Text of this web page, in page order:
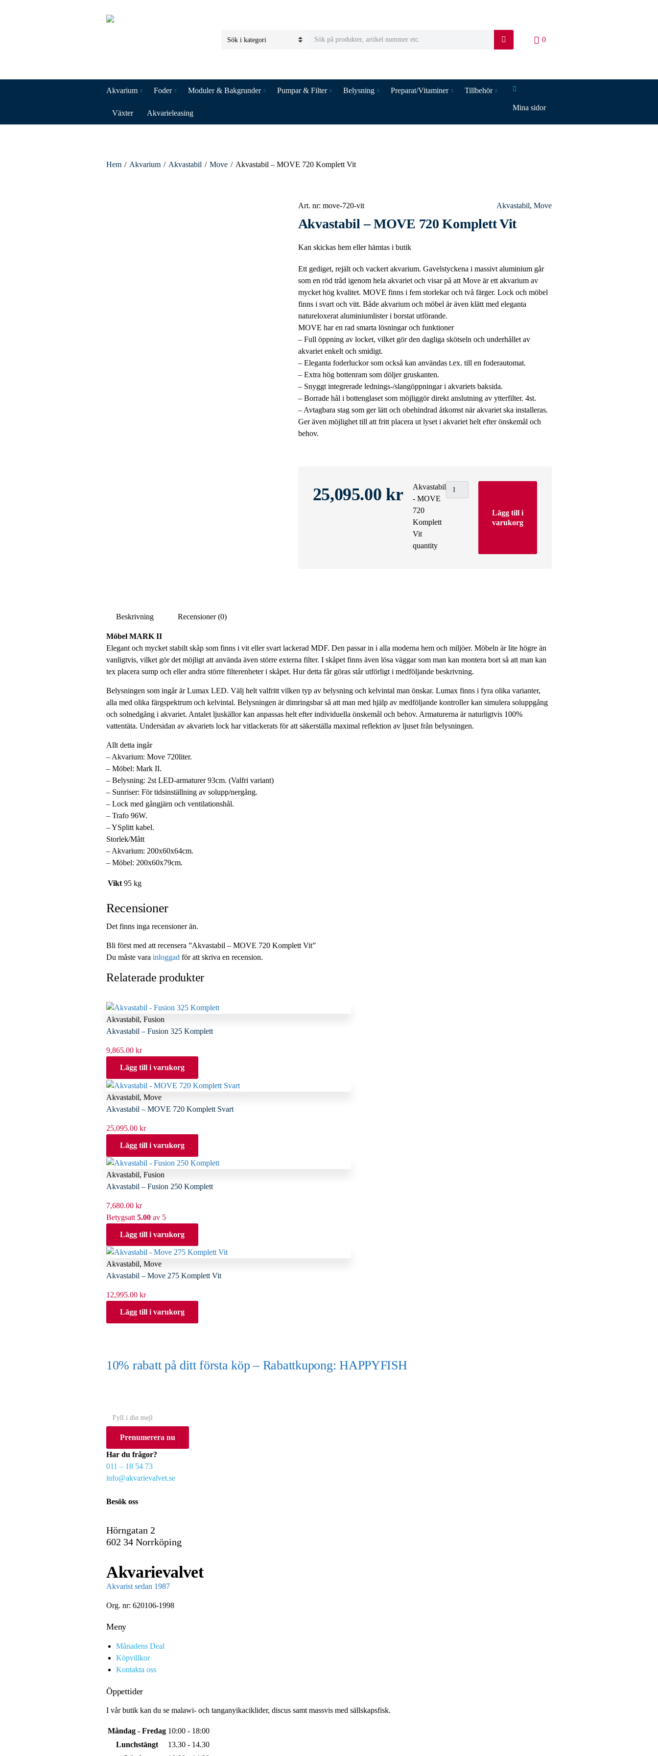
e
g
y
m
c
h
S
0
Akvarium Foder Moduler & Bakgrunder Pumpar & Filter Belysning Preparat/Vitaminer Tillbehör
Växter Akvarieleasing
Mina sidor
Hem / Akvarium / Akvastabil / Move / Akvastabil – MOVE 720 Komplett Vit
Art. nr: move-720-vit Akvastabil, Move
Akvastabil – MOVE 720 Komplett Vit
Kan skickas hem eller hämtas i butik
Ett gediget, rejält och vackert akvarium. Gavelstyckena i massivt aluminium går
som en röd tråd igenom hela akvariet och visar på att Move är ett akvarium av
mycket hög kvalitet. MOVE finns i fem storlekar och två färger. Lock och möbel
finns i svart och vitt. Både akvarium och möbel är även klätt med eleganta
natureloxerat aluminiumlister i borstat utförande.
MOVE har en rad smarta lösningar och funktioner
– Full öppning av locket, vilket gör den dagliga skötseln och underhållet av
akvariet enkelt och smidigt.
– Eleganta foderluckor som också kan användas t.ex. till en foderautomat.
– Extra hög bottenram som döljer gruskanten.
– Snyggt integrerade lednings-/slangöppningar i akvariets baksida.
– Borrade hål i bottenglaset som möjliggör direkt anslutning av ytterfilter. 4st.
– Avtagbara stag som ger lätt och obehindrad åtkomst när akvariet ska installeras.
Ger även möjlighet till att fritt placera ut lyset i akvariet helt efter önskemål och
behov.
25,095.00kr
Akvastabil
- MOVE
720
Komplett
Vit
quantity
Lägg till i
varukorg
Beskrivning Recensioner (0)
Möbel MARK II
Elegant och mycket stabilt skåp som finns i vit eller svart lackerad MDF. Den passar in i alla moderna hem och miljöer. Möbeln är lite högre än
vanligtvis, vilket gör det möjligt att använda även större externa filter. I skåpet finns även lösa väggar som man kan montera bort så att man kan
tex placera sump och eller andra större filterenheter i skåpet. Hur detta får göras står utförligt i medföljande beskrivning.
Belysningen som ingår är Lumax LED. Välj helt valfritt vilken typ av belysning och kelvintal man önskar. Lumax finns i fyra olika varianter,
alla med olika färgspektrum och kelvintal. Belysningen är dimringsbar så att man med hjälp av medföljande kontroller kan simulera soluppgång
och solnedgång i akvariet. Antalet ljuskällor kan anpassas helt efter individuella önskemål och behov. Armaturerna är naturligtvis 100%
vattentäta. Undersidan av akvariets lock har vitlackerats för att säkerställa maximal reflektion av ljuset från belysningen.
Allt detta ingår
– Akvarium: Move 720liter.
– Möbel: Mark II.
– Belysning: 2st LED-armaturer 93cm. (Valfri variant)
– Sunriser: För tidsinställning av solupp/nergång.
– Lock med gångjärn och ventilationshål.
– Trafo 96W.
– YSplitt kabel.
Storlek/Mått
– Akvarium: 200x60x64cm.
– Möbel: 200x60x79cm.
Vikt 95 kg
Recensioner
Det finns inga recensioner än.
Bli först med att recensera ”Akvastabil – MOVE 720 Komplett Vit”
Du måste vara inloggad för att skriva en recension.
Relaterade produkter
Akvastabil, Fusion
Akvastabil – Fusion 325 Komplett
9,865.00 kr
Lägg till i varukorg
Akvastabil, Move
Akvastabil – MOVE 720 Komplett Svart
25,095.00 kr
Lägg till i varukorg
Akvastabil, Fusion
Akvastabil – Fusion 250 Komplett
7,680.00 kr
Betygsatt 5.00 av 5
Lägg till i varukorg
Akvastabil, Move
Akvastabil – Move 275 Komplett Vit
12,995.00 kr
Lägg till i varukorg
10% rabatt på ditt första köp – Rabattkupong: HAPPYFISH
o
r
Prenumerera nu
Har du frågor?
011 – 18 54 73
info@akvarievalvet.se
Besök oss
Hörngatan 2
602 34 Norrköping
Akvarievalvet
Akvarist sedan 1987
Org. nr: 620106-1998
Meny
Månadens Deal
Köpvillkor
Kontakta oss
Öppettider
I vår butik kan du se malawi- och tanganyikaciklider, discus samt massvis med sällskapsfisk.
Måndag - Fredag 10:00 - 18:00
Lunchstängt
13.30 - 14.30